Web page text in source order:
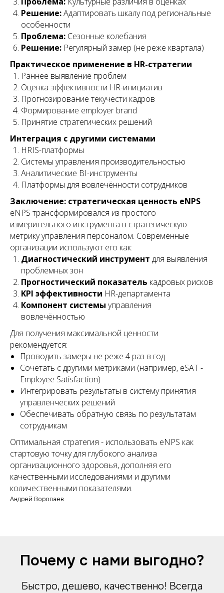
Решение:Адаптировать шкалу под региональные
особенности
Проблема: Сезонные колебания
Решение: Регулярный замер (не реже квартала)
Практическое применение в HR-стратегии
Раннее выявление проблем
Оценка эффективности HR-инициатив
Прогнозирование текучести кадров
Формирование employer brand
Принятие стратегических решений
Интеграция с другими системами
HRIS-платформы
Системы управления производительностью
Аналитические BI-инструменты
Платформы для вовлечённости сотрудников
Заключение: стратегическая ценность eNPS
eNPS трансформировался из простого
измерительного инструмента в стратегическую
метрику управления персоналом. Современные
организации используют его как:
Диагностический инструмент для выявления
проблемных зон
Прогностический показатель кадровых рисков
KPI эффективности HR-департамента
Компонент системы управления
вовлечённостью
Для получения максимальной ценности
рекомендуется:
Проводить замеры не реже 4 раз в год
Сочетать с другими метриками (например, eSAT -
Employee Satisfaction)
Интегрировать результаты в систему принятия
управленческих решений
Обеспечивать обратную связь по результатам
сотрудникам
Оптимальная стратегия - использовать eNPS как
стартовую точку для глубокого анализа
организационного здоровья, дополняя его
качественными исследованиями и другими
количественными показателями.
Андрей Воропаев
Почему с нами выгодно?
Быстро, дешево, качественно! Всегда
Главная
AMOCRM
Кейсы
Контакты
Каталог опросов
Технологии
Виджеты AMOCRM
Маркетинг
Отзывы
Тарифы на продвижение
GEO & AEO продвижение
Продвижение в Яндекс
Продвижение в Google
Телефон:+7 499 322 32 54
Почта: info@voropaev.ru
+7 Получить аудит
5 сервисов сбора обратной связи